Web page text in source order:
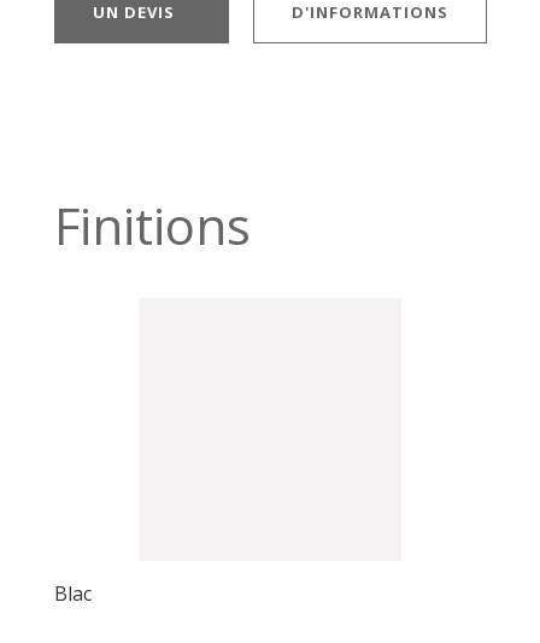
UN DEVIS
D'INFORMATIONS
Finitions
Blac